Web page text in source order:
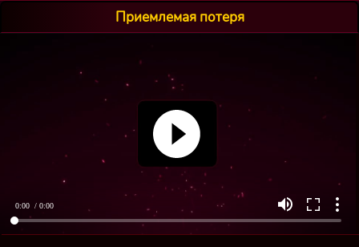
Приемлемая потеря
0:00 / 0:00